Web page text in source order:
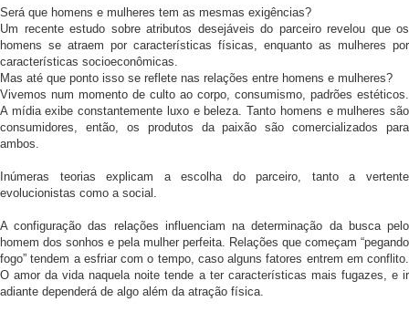
Será que homens e mulheres tem as mesmas exigências?
Um recente estudo sobre atributos desejáveis do parceiro revelou que os
homens se atraem por características físicas, enquanto as mulheres por
características socioeconômicas.
Mas até que ponto isso se reflete nas relações entre homens e mulheres?
Vivemos num momento de culto ao corpo, consumismo, padrões estéticos.
A mídia exibe constantemente luxo e beleza. Tanto homens e mulheres são
consumidores, então, os produtos da paixão são comercializados para
ambos.
Inúmeras teorias explicam a escolha do parceiro, tanto a vertente
evolucionistas como a social.
A configuração das relações influenciam na determinação da busca pelo
homem dos sonhos e pela mulher perfeita. Relações que começam “pegando
fogo” tendem a esfriar com o tempo, caso alguns fatores entrem em conflito.
O amor da vida naquela noite tende a ter características mais fugazes, e ir
adiante dependerá de algo além da atração física.